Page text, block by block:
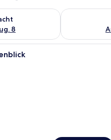
8
für heute Nacht, Aug. 7
Überprüfe
Ein Hotelzimmer mit einem